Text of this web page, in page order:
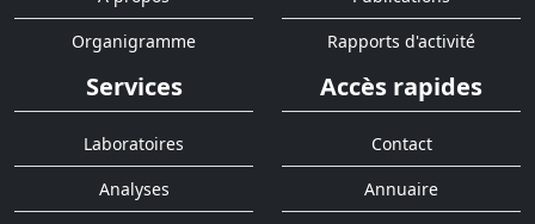
Organigramme
Rapports d'activité
Services
Laboratoires
Analyses
Accès rapides
Contact
Annuaire